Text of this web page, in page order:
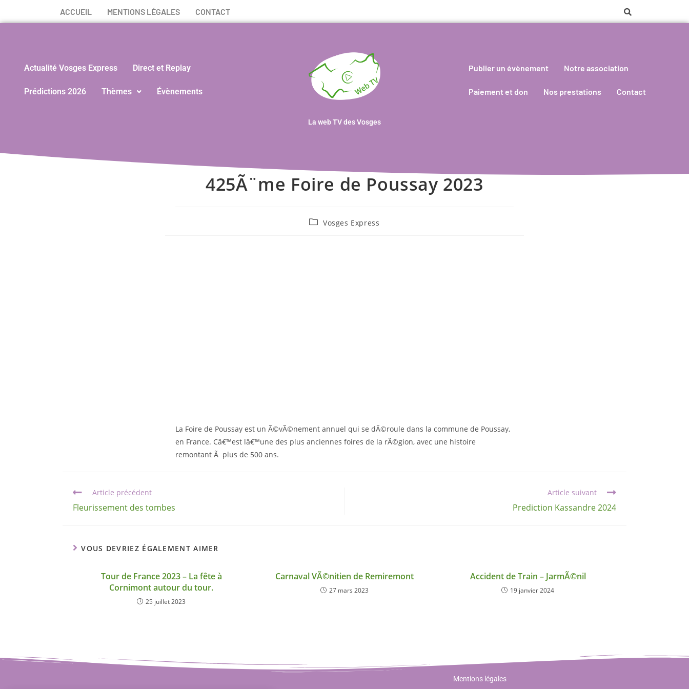
ACCUEIL MENTIONS LÉGALES CONTACT
Actualité Vosges Express Direct et Replay
Prédictions 2026 Thèmes Évènements
La web TV des Vosges
Publier un évènement Notre association
Paiement et don Nos prestations Contact
425Ã¨me Foire de Poussay 2023
Vosges Express
La Foire de Poussay est un Ã©vÃ©nement annuel qui se dÃ©roule dans la commune de Poussay,
en France. Câ€™est lâ€™une des plus anciennes foires de la rÃ©gion, avec une histoire
remontant Ã plus de 500 ans.
Article précédent
Fleurissement des tombes
Article suivant
Prediction Kassandre 2024
VOUS DEVRIEZ ÉGALEMENT AIMER
Tour de France 2023 – La fête à
Cornimont autour du tour.
25 juillet 2023
Carnaval VÃ©nitien de Remiremont
27 mars 2023
Accident de Train – JarmÃ©nil
19 janvier 2024
Mentions légales